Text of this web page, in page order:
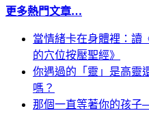
更多熱門文章…
當情緒卡在身體裡：讀
的穴位按壓聖經》
你遇過的「靈」是高靈
嗎？
那個一直等著你的孩子